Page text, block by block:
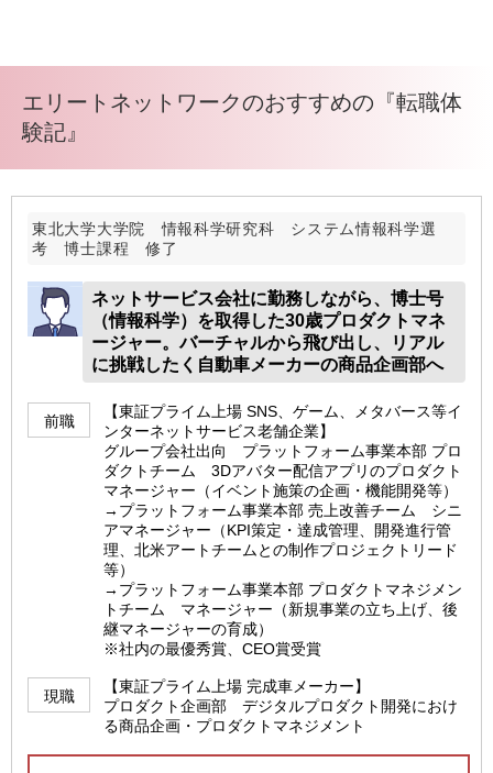
エリートネットワークのおすすめの『転職体
験記』
東北大学大学院 情報科学研究科 システム情報科学選
考 博士課程 修了
ネットサービス会社に勤務しながら、博士号
（情報科学）を取得した30歳プロダクトマネ
ージャー。バーチャルから飛び出し、リアル
に挑戦したく自動車メーカーの商品企画部へ
前職
【東証プライム上場 SNS、ゲーム、メタバース等イ
ンターネットサービス老舗企業】
グループ会社出向 プラットフォーム事業本部 プロ
ダクトチーム 3Dアバター配信アプリのプロダクト
マネージャー（イベント施策の企画・機能開発等）
→プラットフォーム事業本部 売上改善チーム シニ
アマネージャー（KPI策定・達成管理、開発進行管
理、北米アートチームとの制作プロジェクトリード
等）
→プラットフォーム事業本部 プロダクトマネジメン
トチーム マネージャー（新規事業の立ち上げ、後
継マネージャーの育成）
※社内の最優秀賞、CEO賞受賞
現職
【東証プライム上場 完成車メーカー】
プロダクト企画部 デジタルプロダクト開発におけ
る商品企画・プロダクトマネジメント